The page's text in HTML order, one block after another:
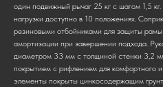
один подвижный рычаг 25 кг с шагом 1,5
нагрузки доступно в 10 положениях.
резиновыми отбойниками для защиты
амортизации при завершении подхода.
диаметром 33 мм с толщиной стенки 3,2
покрытием с рифлением для комфортного
элементы покрыты цинкосодержащим